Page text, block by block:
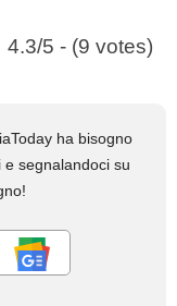
4.3/5 - (9 votes)
ha bisogno
segnalandoci su